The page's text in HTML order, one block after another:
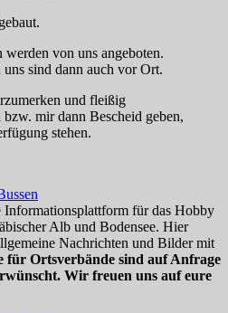
von uns angeboten.
sind dann auch vor Ort.
und fleißig
mir dann Bescheid geben,
stehen.
Informationsplattform für das Hobby
Alb und Bodensee. Hier
Nachrichten und Bilder mit
für Ortsverbände sind auf Anfrage
Wir freuen uns auf eure